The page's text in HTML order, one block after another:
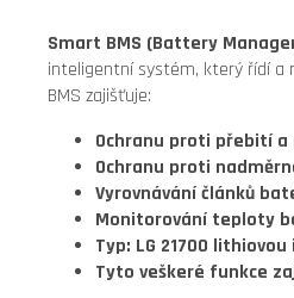
Smart BMS (Battery
inteligentní systém, který řídí
BMS zajišťuje:
Ochranu proti přebití
Ochranu proti
Vyrovnávání článků
Monitorování teploty
Typ: LG 21700 lithiovou
Tyto veškeré funkce